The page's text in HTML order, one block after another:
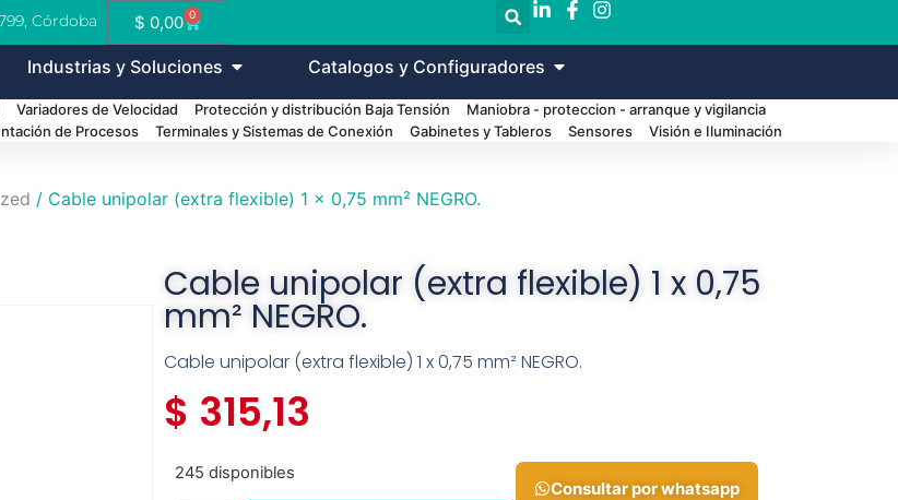
Córdoba $ 0,00 0
Industrias y Soluciones Catalogos y Configuradores
Variadores de Velocidad Protección y distribución Baja Tensión
Maniobra - proteccion - arranque y vigilancia
de Procesos Terminales y Sistemas de Conexión Gabinetes y Tableros Sensores Visión e Iluminación
/ Cable unipolar (extra flexible) 1 x 0,75 mm² NEGRO.
Cable unipolar (extra flexible) 1 x 0,75
mm² NEGRO.
Cable unipolar (extra flexible) 1 x 0,75 mm² NEGRO.
$ 315,13
245 disponibles
Consultar por whatsapp